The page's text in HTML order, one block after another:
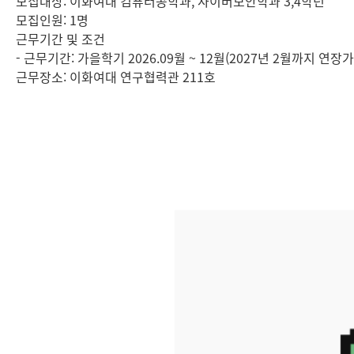
모집인원: 1명
근무기간 및 조건
- 근무기간: 가을학기 2026.09월 ~ 12월(2027년 2월까지 연장
근무장소: 이화여대 연구협력관 211호